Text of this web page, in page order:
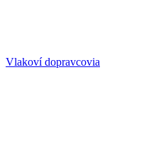
Vlakoví dopravcovia